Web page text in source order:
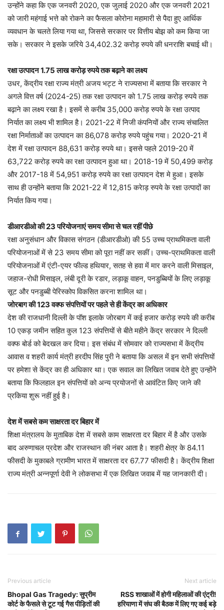
उन्होंने कहा कि एक जनवरी 2020, एक जुलाई 2020 और एक जनवरी 2021
को जारी महंगाई भत्ते को रोकने का फैसला कोरोना महामारी से पैदा हुए आर्थिक
व्यवधान के चलते लिया गया था, जिससे सरकार पर वित्तीय बोझ को कम किया जा
सके। सरकार ने इसके जरिये 34,402.32 करोड़ रुपये की धनराशि बचाई थी।
रक्षा उत्पादन 1.75 लाख करोड़ रुपये तक बढ़ाने का लक्ष्य
उधर, केंद्रीय रक्षा राज्य मंत्री अजय भट्ट ने राज्यसभा में बताया कि सरकार ने
अगले वित्त वर्ष (2024-25) तक रक्षा उत्पादन को 1.75 लाख करोड़ रुपये तक
बढ़ाने का लक्ष्य रखा है। इसमें से करीब 35,000 करोड़ रुपये के रक्षा उत्पाद
निर्यात का लक्ष्य भी शामिल है। 2021-22 में निजी कंपनियों और राज्य संचालित
रक्षा निर्माताओं का उत्पादन का 86,078 करोड़ रुपये पहुंच गया। 2020-21 में
देश में रक्षा उत्पादन 88,631 करोड़ रुपये था। इससे पहले 2019-20 में
63,722 करोड़ रुपये का रक्षा उत्पादन हुआ था। 2018-19 में 50,499 करोड़
और 2017-18 में 54,951 करोड़ रुपये का रक्षा उत्पादन देश मे हुआ। इसके
साथ ही उन्होंने बताया कि 2021-22 में 12,815 करेाड़ रुपये के रक्षा उत्पादों का
निर्यात किय गया।
डीआरडीओ की 23 परियोजनाएं समय सीमा से चल रहीं पीछे
रक्षा अनुसंधान और विकास संगठन (डीआरडीओ) की 55 उच्च प्राथमिकता वाली
परियोजनाओं में से 23 समय सीमा को पूरा नहीं कर सकीं। उच्च-प्राथमिकता वाली
परियोजनाओं में एंटी-एयर फील्ड हथियार, सतह से हवा में मार करने वाली मिसाइल,
जहाज-रोधी मिसाइल, लंबी दूरी के रडार, लड़ाकू वाहन, पनडुब्बियों के लिए लड़ाकू
सूट और पनडुब्बी पेरिस्कोप विकसित करना शामिल था।
जोरबाग की 123 वक्फ संपत्तियों पर पहले से ही केंद्र का अधिकार
देश की राजधानी दिल्ली के पॉश इलाके जोरबाग में कई हजार करोड़ रुपये की करीब
10 एकड़ जमीन सहित कुल 123 संपत्तियों से बीते महीने केंद्र सरकार ने दिल्ली
वक्फ बोर्ड को बेदखल कर दिया। इस संबंध में सोमवार को राज्यसभा में केंद्रीय
आवास व शहरी कार्य मंत्री हरदीप सिंह पुरी ने बताया कि असल में इन सभी संपत्तियों
पर हमेशा से केंद्र का ही अधिकार था। एक सवाल का लिखित जवाब देते हुए उन्होंने
बताया कि फिलहाल इन संपत्तियों को अन्य प्रयोजनों से आवंटित किए जाने की
प्रकिया शुरू नहीं हुई है।
देश में सबसे कम साक्षरता दर बिहार में
शिक्षा मंत्रालय के मुताबिक देश में सबसे काम साक्षरता दर बिहार में है और उसके
बाद अरुणाचल प्रदेश और राजस्थान की नंबर आता है। शहरी क्षेत्र के 84.11
फीसदी के मुकाबले ग्रामीण भारत में साक्षरता दर 67.77 फीसदी है। केंद्रीय शिक्षा
राज्य मंत्री अन्नपूर्णा देवी ने लोकसभा में एक लिखित जवाब में यह जानकारी दी।
Previous article
Bhopal Gas Tragedy: सुप्रीम
कोर्ट के फैसले से टूट गई गैस पीड़ितों की
Next article
RSS शाखाओं में होगी महिलाओं की एंट्री!
हरियाणा में संघ की बैठक में लिए गए कई बड़े